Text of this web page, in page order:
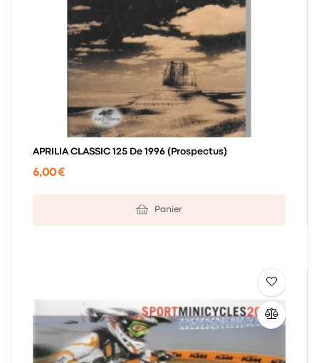
APRILIA CLASSIC 125 De 1996 (prospectus)
6,00 €
Panier